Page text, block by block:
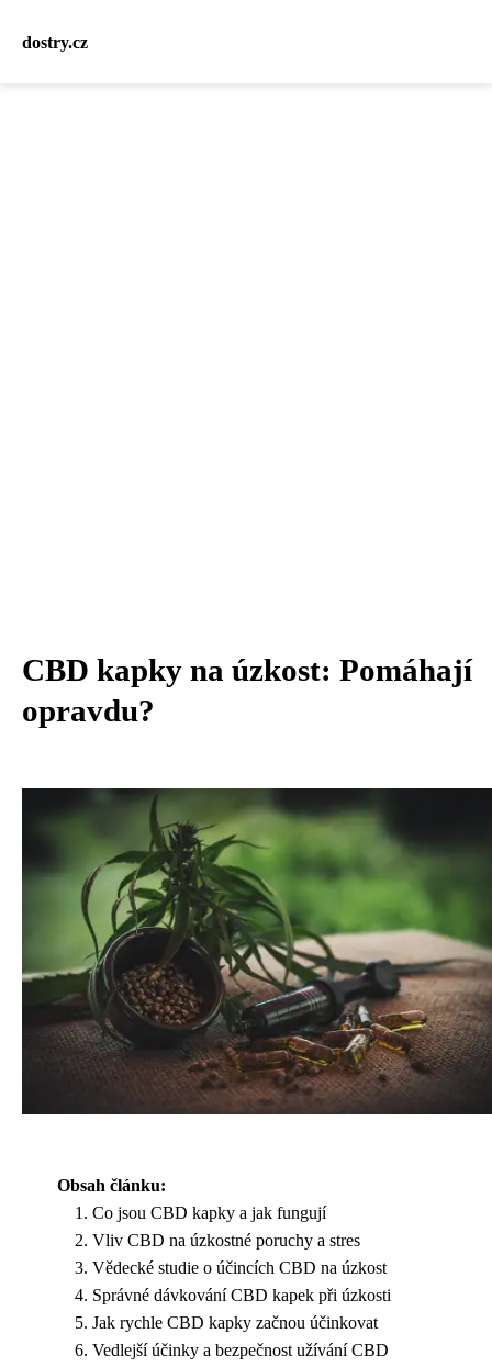
dostry.cz
CBD kapky na úzkost: Pomáhají
opravdu?
Obsah článku:
Co jsou CBD kapky a jak fungují
Vliv CBD na úzkostné poruchy a stres
Vědecké studie o účincích CBD na úzkost
Správné dávkování CBD kapek při úzkosti
Jak rychle CBD kapky začnou účinkovat
Vedlejší účinky a bezpečnost užívání CBD